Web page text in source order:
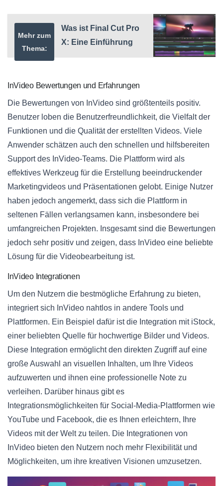
Mehr zum
Thema:
Was ist Final Cut Pro
X: Eine Einführung
InVideo Bewertungen und Erfahrungen
Die Bewertungen von InVideo sind größtenteils positiv.
Benutzer loben die Benutzerfreundlichkeit, die Vielfalt der
Funktionen und die Qualität der erstellten Videos. Viele
Anwender schätzen auch den schnellen und hilfsbereiten
Support des InVideo-Teams. Die Plattform wird als
effektives Werkzeug für die Erstellung beeindruckender
Marketingvideos und Präsentationen gelobt. Einige Nutzer
haben jedoch angemerkt, dass sich die Plattform in
seltenen Fällen verlangsamen kann, insbesondere bei
umfangreichen Projekten. Insgesamt sind die Bewertungen
jedoch sehr positiv und zeigen, dass InVideo eine beliebte
Lösung für die Videobearbeitung ist.
InVideo Integrationen
Um den Nutzern die bestmögliche Erfahrung zu bieten,
integriert sich InVideo nahtlos in andere Tools und
Plattformen. Ein Beispiel dafür ist die Integration mit iStock,
einer beliebten Quelle für hochwertige Bilder und Videos.
Diese Integration ermöglicht den direkten Zugriff auf eine
große Auswahl an visuellen Inhalten, um Ihre Videos
aufzuwerten und ihnen eine professionelle Note zu
verleihen. Darüber hinaus gibt es
Integrationsmöglichkeiten für Social-Media-Plattformen wie
YouTube und Facebook, die es Ihnen erleichtern, Ihre
Videos mit der Welt zu teilen. Die Integrationen von
InVideo bieten den Nutzern noch mehr Flexibilität und
Möglichkeiten, um ihre kreativen Visionen umzusetzen.